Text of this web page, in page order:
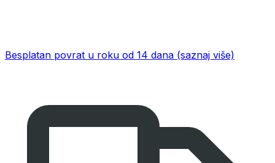
Besplatan povrat u roku od 14 dana (saznaj više)